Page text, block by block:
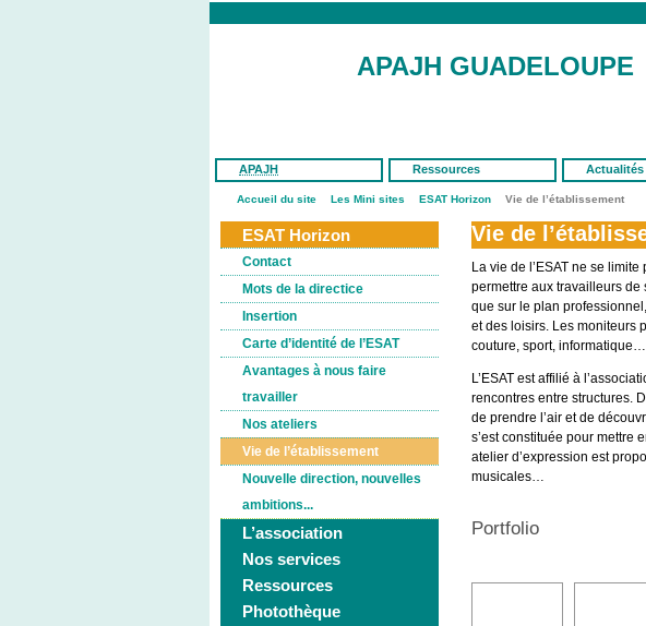
APAJH GUADELOUPE
APAJH Ressources Actualités
Accueil du site Les Mini sites ESAT Horizon Vie de l’établissement
ESAT Horizon
Contact
Mots de la directice
Insertion
Carte d’identité de l’ESAT
Avantages à nous faire
travailler
Nos ateliers
Vie de l’établissement
Nouvelle direction, nouvelles
ambitions...
L’association
Nos services
Ressources
Photothèque
Vie de
La vie de l’ESAT ne se
permettre aux travailleurs de
que sur le plan
et des loisirs. Les moniteurs
couture, sport, informatique…
L’ESAT est affilié à
rencontres entre structures.
de prendre l’air et de
s’est constituée pour mettre
atelier d’expression est
musicales…
Portfolio